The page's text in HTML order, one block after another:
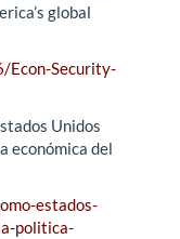
global
Econ-Security-
Unidos
económica del
estados-
politica-